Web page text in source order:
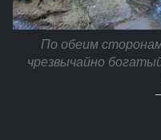
По обеим
чрезвычайно